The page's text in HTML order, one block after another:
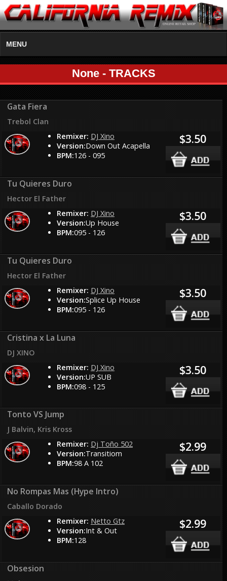
MENU
None - TRACKS
Gata Fiera
Trebol Clan
Remixer: DJ Xino
Version:Down Out Acapella
BPM:126 - 095
$3.50
Tu Quieres Duro
Hector El Father
Remixer: DJ Xino
Version:Up House
BPM:095 - 126
$3.50
Tu Quieres Duro
Hector El Father
Remixer: DJ Xino
Version:Splice Up House
BPM:095 - 126
$3.50
Cristina x La Luna
DJ XINO
Remixer: DJ Xino
Version:UP SUB
BPM:098 - 125
$3.50
Tonto VS Jump
J Balvin, Kris Kross
Remixer: Dj Toño 502
Version:Transitiom
BPM:98 A 102
$2.99
No Rompas Mas (Hype Intro)
Caballo Dorado
Remixer: Netto Gtz
Version:Int & Out
BPM:128
$2.99
Obsesion